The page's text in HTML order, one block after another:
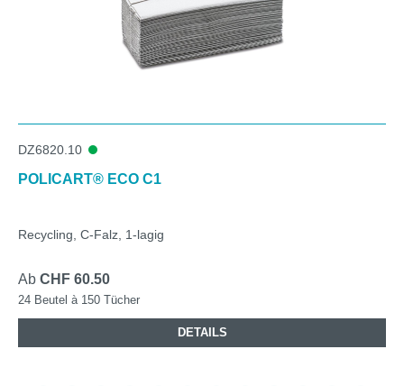
DZ6820.10
POLICART® ECO C1
Recycling, C-Falz, 1-lagig
Ab CHF 60.50
24 Beutel à 150 Tücher
DETAILS